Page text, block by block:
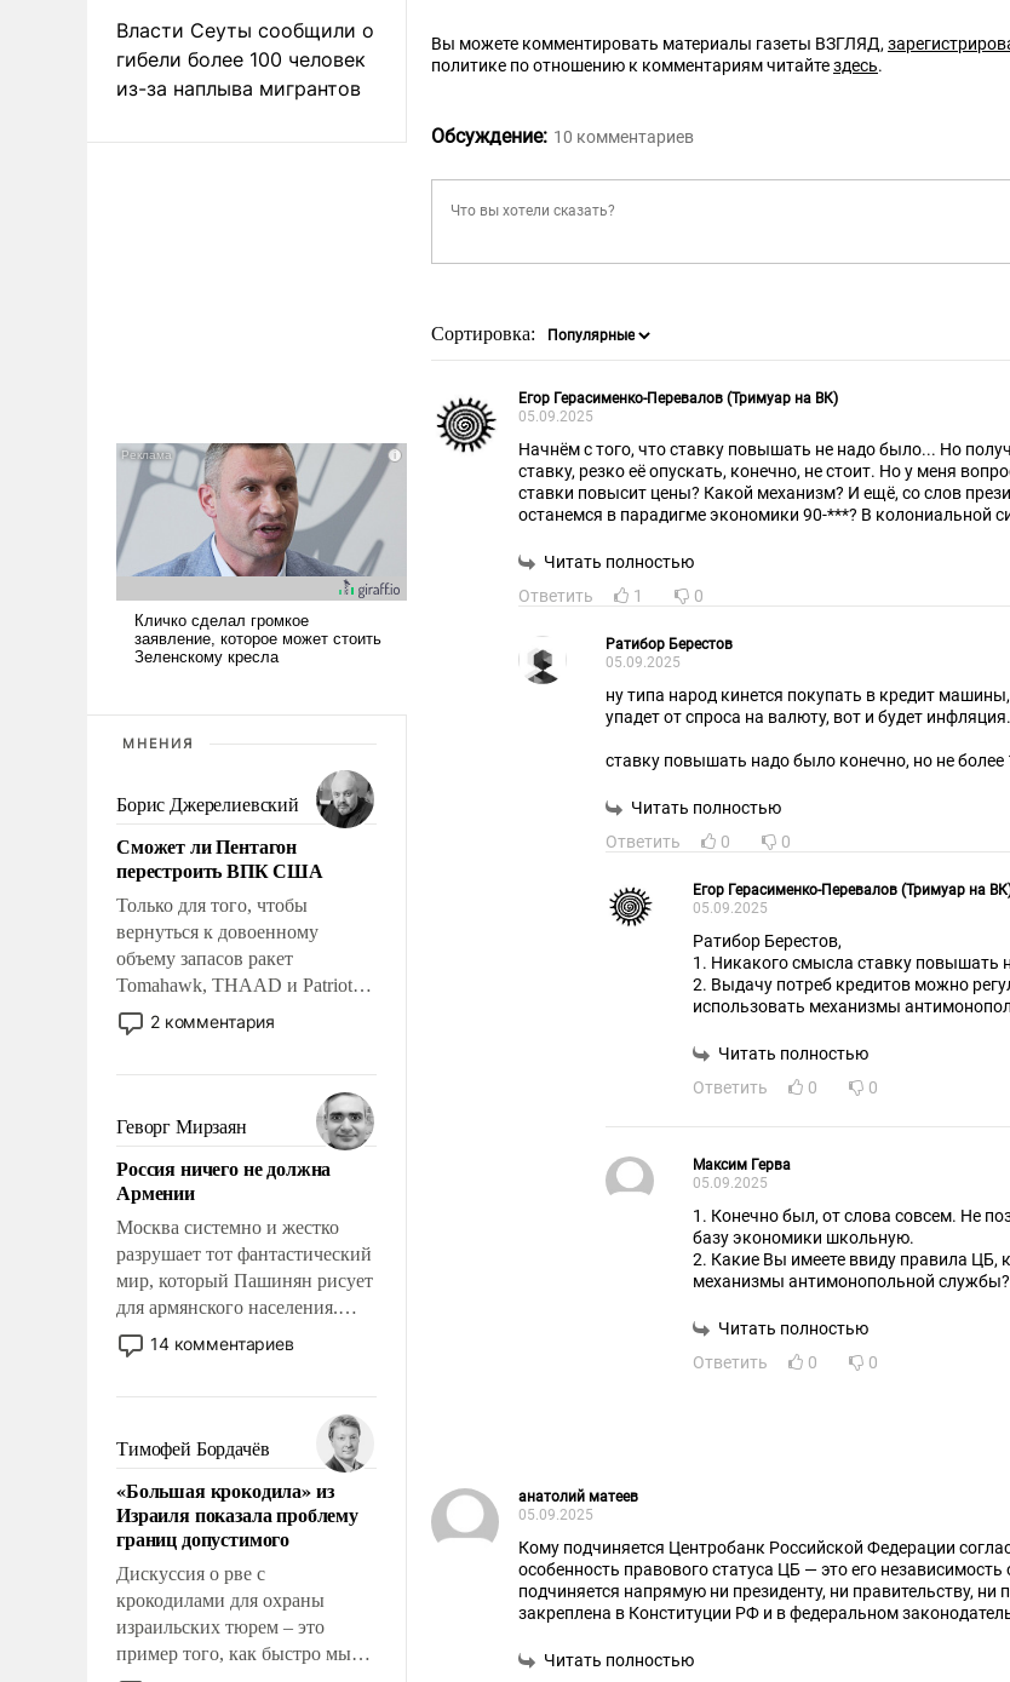
Власти Сеуты сообщили о
гибели более 100 человек
из-за наплыва мигрантов
МНЕНИЯ
Борис Джерелиевский
Сможет ли Пентагон
перестроить ВПК США
Только для того, чтобы
вернуться к довоенному
объему запасов ракет
Tomahawk, THAAD и Patriot
США потребуется более трех
лет. Даже небольшая война с
Сложившаяся ситуация
означает многолетний период
уязвимости США, например,
перед Китаем.
2 комментария
Геворг Мирзаян
Россия ничего не должна
Армении
Москва системно и жестко
разрушает тот фантастический
мир, который Пашинян рисует
для армянского населения.
Мир, где политические
прожекты будут безусловно
налогоплательщиков и где
Еревану за свои поступки не
нужно отвечать.
14 комментариев
Тимофей Бордачёв
«Большая крокодила» из
Израиля показала проблему
границ допустимого
Дискуссия о рве с
крокодилами для охраны
израильских тюрем – это
пример того, как быстро мы
Вы можете комментировать материалы газеты ВЗГЛЯД,
политике по отношению к комментариям читайтездесь.
Обсуждение: 10 комментариев
Сортировка:
Егор Герасименко-Перевалов (Тримуар на ВК)
05.09.2025
Начнём с того, что ставку повышать не надо было... Но
ставку, резко её опускать, конечно, не стоит. Но у меня
ставки повысит цены? Какой механизм? И ещё, со слов
останемся в парадигме экономики 90-***? В колониальной
Читать полностью
Ответить
1 0
Ратибор Берестов
05.09.2025
ну типа народ кинется покупать в кредит
упадет от спроса на валюту, вот и будет инфляция.
ставку повышать надо было конечно, но не более
Читать полностью
Ответить
0 0
Егор Герасименко-Перевалов (Тримуар на
05.09.2025
Ратибор Берестов,
1. Никакого смысла ставку повышать
2. Выдачу потреб кредитов можно
использовать механизмы
Тем более есть валютный контроль,
Читать полностью
Ответить
0 0
Максим Герва
05.09.2025
1. Конечно был, от слова совсем. Не
базу экономики школьную.
2. Какие Вы имеете ввиду правила ЦБ,
механизмы антимонопольной
3. Можно любой курс устанавливать...
Читать полностью
Ответить
0 0
анатолий матеев
05.09.2025
Кому подчиняется Центробанк Российской Федерации
особенность правового статуса ЦБ — это его независимость
подчиняется напрямую ни президенту, ни правительству, ни
закреплена в Конституции РФ и в федеральном
свободные от какого-либо политического влияния. И этот закон в Конституцию РФ был принят в
Читать полностью